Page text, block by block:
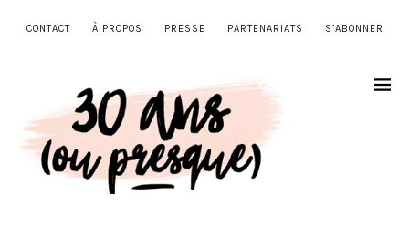
CONTACT À PROPOS PRESSE PARTENARIATS S’ABONNER